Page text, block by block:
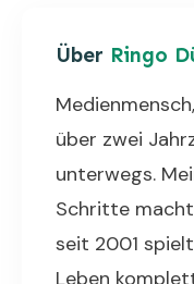
Über Ringo
über zwei
unterwegs.
Schritte
seit 2001
Leben